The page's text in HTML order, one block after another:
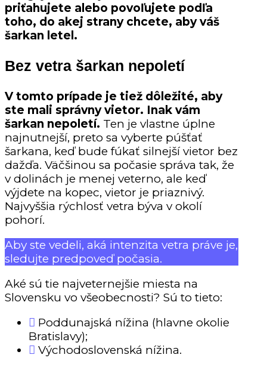
priťahujete alebo povoľujete podľa
toho, do akej strany chcete, aby váš
šarkan letel.
Bez vetra šarkan nepoletí
V tomto prípade je tiež dôležité, aby
ste mali správny vietor. Inak vám
šarkan nepoletí. Ten je vlastne úplne
najnutnejší, preto sa vyberte púšťať
šarkana, keď bude fúkať silnejší vietor bez
dažďa. Väčšinou sa počasie správa tak, že
v dolinách je menej veterno, ale keď
výjdete na kopec, vietor je priaznivý.
Najvyššia rýchlosť vetra býva v okolí
pohorí.
Aby ste vedeli, aká intenzita vetra práve je,
sledujte predpoveď počasia.
Aké sú tie najveternejšie miesta na
Slovensku vo všeobecnosti? Sú to tieto:
Poddunajská nížina (hlavne okolie
Bratislavy);
Východoslovenská nížina.